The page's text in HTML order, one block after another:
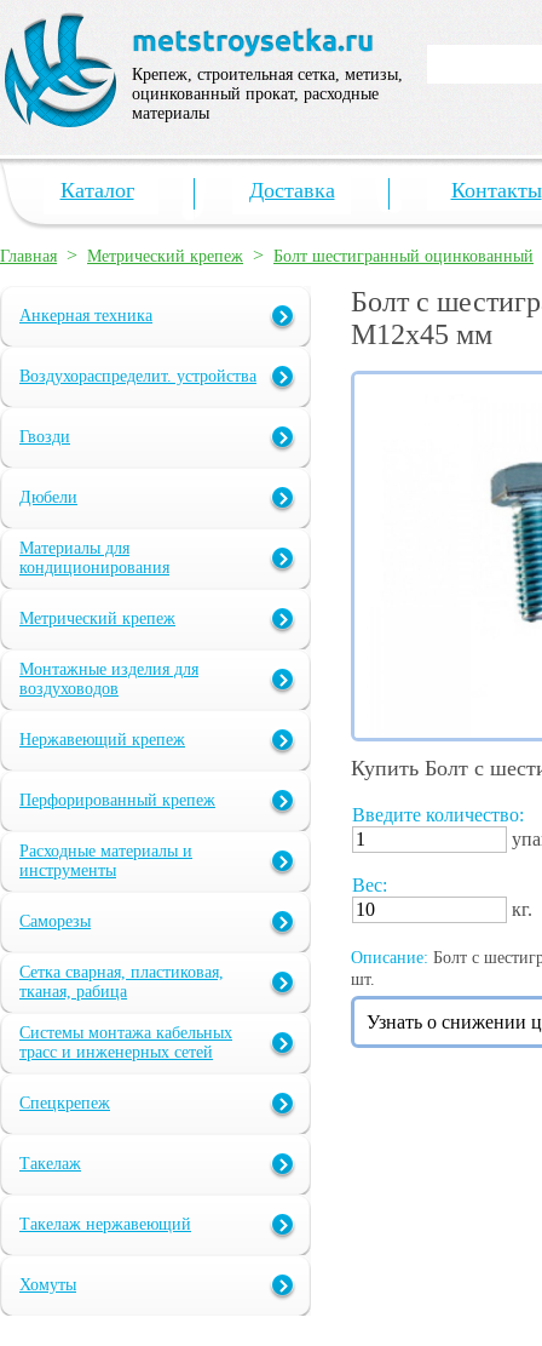
Крепеж, строительная сетка, метизы,
оцинкованный прокат, расходные
материалы
Каталог Доставка Контакты
Главная > Метрический крепеж > Болт шестигранный оцинкованный
Анкерная техника
Воздухораспределит. устройства
Гвозди
Дюбели
Материалы для
кондиционирования
Метрический крепеж
Монтажные изделия для
воздуховодов
Нержавеющий крепеж
Перфорированный крепеж
Расходные материалы и
инструменты
Саморезы
Сетка сварная, пластиковая,
тканая, рабица
Системы монтажа кабельных
трасс и инженерных сетей
Спецкрепеж
Такелаж
Такелаж нержавеющий
Хомуты
Болт с
М12х45 мм
Купить Болт с
Введите количество:
Вес:
кг.
Описание: Болт с
шт.
Узнать о снижении